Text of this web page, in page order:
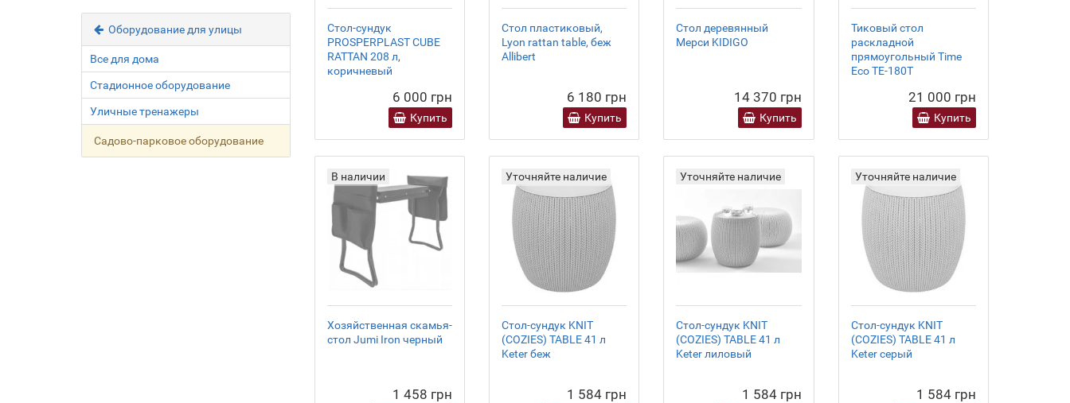
Оборудование для улицы
Все для дома
Стадионное оборудование
Уличные тренажеры
Садово-парковое оборудование
Стол-сундук
PROSPERPLAST CUBE
RATTAN 208 л,
коричневый
6 000 грн
Купить
Стол пластиковый,
Lyon rattan table, беж
Allibert
6 180 грн
Купить
Стол деревянный
Мерси KIDIGO
14 370 грн
Купить
Тиковый стол
раскладной
прямоугольный Time
Eco TE-180T
21 000 грн
Купить
В наличии
Хозяйственная скамья-
стол Jumi Iron черный
1 458 грн
Уточняйте наличие
Стол-сундук KNIT
(COZIES) TABLE 41 л
Keter беж
1 584 грн
Уточняйте наличие
Стол-сундук KNIT
(COZIES) TABLE 41 л
Keter лиловый
1 584 грн
Уточняйте наличие
Стол-сундук KNIT
(COZIES) TABLE 41 л
Keter серый
1 584 грн